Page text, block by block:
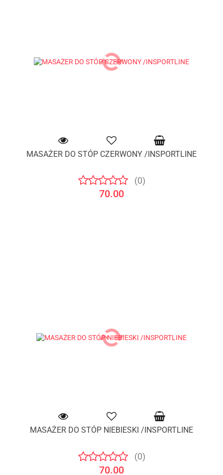
MASAŻER DO STÓP CZERWONY /INSPORTLINE
(0)
70.00
MASAŻER DO STÓP NIEBIESKI /INSPORTLINE
(0)
70.00